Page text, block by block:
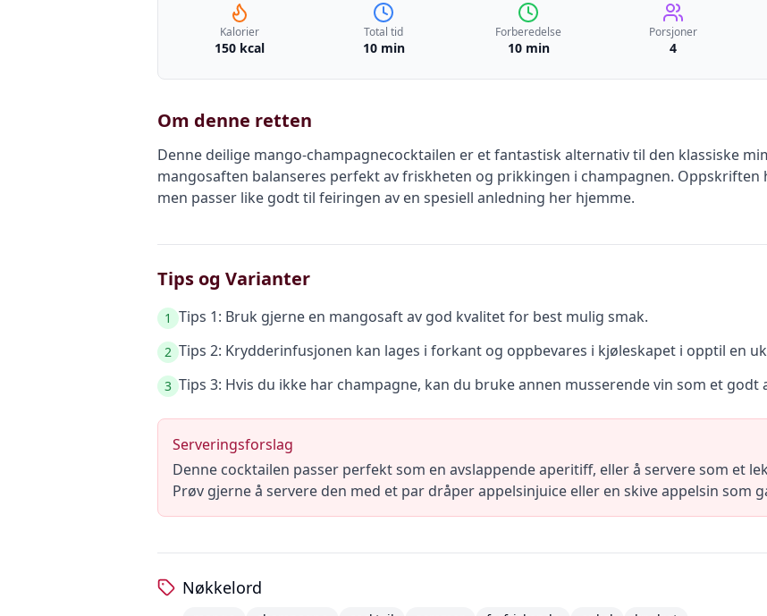
Kalorier
150 kcal
Total tid
10 min
Forberedelse
10 min
Porsjoner
4
Om denne retten
Denne deilige mango-champagnecocktailen er et fantastisk alternativ til den klassiske
mangosaften balanseres perfekt av friskheten og prikkingen i champagnen.
men passer like godt til feiringen av en spesiell anledning her hjemme.
Tips og Varianter
1 Tips 1: Bruk gjerne en mangosaft av god kvalitet for best mulig smak.
2 Tips 2: Krydderinfusjonen kan lages i forkant og oppbevares i kjøleskapet i opptil en
3 Tips 3: Hvis du ikke har champagne, kan du bruke annen musserende vin som et godt
Serveringsforslag
Denne cocktailen passer perfekt som en avslappende aperitiff, eller å servere som et
Prøv gjerne å servere den med et par dråper appelsinjuice eller en skive appelsin som
Nøkkelord